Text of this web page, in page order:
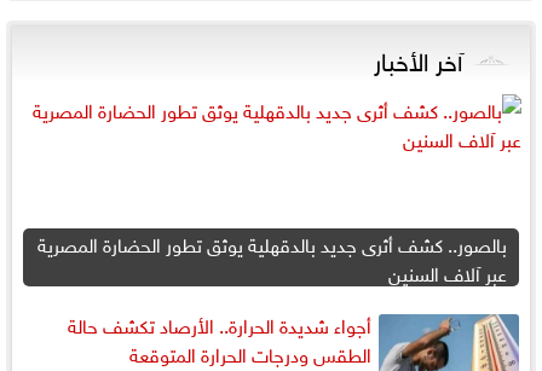
آخر الأخبار
بالصور.. كشف أثرى جديد بالدقهلية يوثق تطور الحضارة المصرية
عبر آلاف السنين
أجواء شديدة الحرارة.. الأرصاد تكشف حالة
الطقس ودرجات الحرارة المتوقعة